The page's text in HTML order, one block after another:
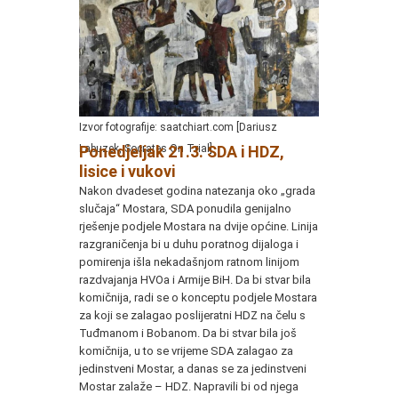
Izvor fotografije: saatchiart.com [Dariusz
Labuzek, Socrates On Trial]
Ponedjeljak 21.3. SDA i HDZ,
lisice i vukovi
Nakon dvadeset godina natezanja oko „grada
slučaja“ Mostara, SDA ponudila genijalno
rješenje podjele Mostara na dvije općine. Linija
razgraničenja bi u duhu poratnog dijaloga i
pomirenja išla nekadašnjom ratnom linijom
razdvajanja HVOa i Armije BiH. Da bi stvar bila
komičnija, radi se o konceptu podjele Mostara
za koji se zalagao poslijeratni HDZ na čelu s
Tuđmanom i Bobanom. Da bi stvar bila još
komičnija, u to se vrijeme SDA zalagao za
jedinstveni Mostar, a danas se za jedinstveni
Mostar zalaže – HDZ. Napravili bi od njega